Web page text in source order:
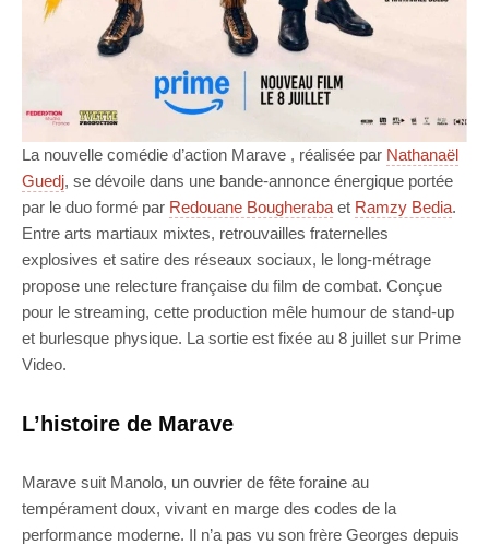
La nouvelle comédie d’action Marave , réalisée par Nathanaël
Guedj, se dévoile dans une bande-annonce énergique portée
par le duo formé par Redouane Bougheraba et Ramzy Bedia.
Entre arts martiaux mixtes, retrouvailles fraternelles
explosives et satire des réseaux sociaux, le long-métrage
propose une relecture française du film de combat. Conçue
pour le streaming, cette production mêle humour de stand-up
et burlesque physique. La sortie est fixée au 8 juillet sur Prime
Video.
L’histoire de Marave
Marave suit Manolo, un ouvrier de fête foraine au
tempérament doux, vivant en marge des codes de la
performance moderne. Il n’a pas vu son frère Georges depuis